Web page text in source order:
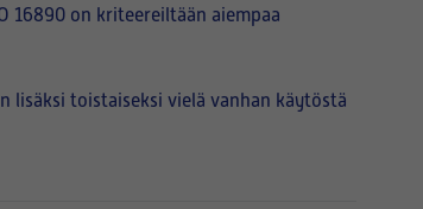
16890 on kriteereiltään aiempaa
lisäksi toistaiseksi vielä vanhan käytöstä